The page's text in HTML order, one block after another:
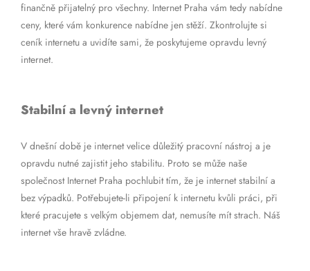
finančně přijatelný pro všechny. Internet Praha vám tedy nabídne
ceny, které vám konkurence nabídne jen stěží. Zkontrolujte si
ceník internetu a uvidíte sami, že poskytujeme opravdu levný
internet.
Stabilní a levný internet
V dnešní době je internet velice důležitý pracovní nástroj a je
opravdu nutné zajistit jeho stabilitu. Proto se může naše
společnost Internet Praha pochlubit tím, že je internet stabilní a
bez výpadků. Potřebujete-li připojení k internetu kvůli práci, při
které pracujete s velkým objemem dat, nemusíte mít strach. Náš
internet vše hravě zvládne.